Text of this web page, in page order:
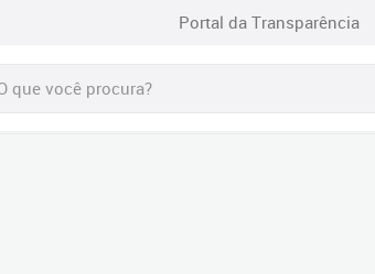
Portal da Transparência